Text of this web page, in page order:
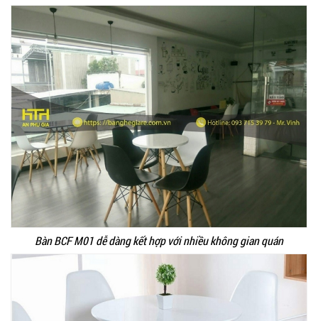
Bàn BCF M01 dễ dàng kết hợp với nhiều không gian quán